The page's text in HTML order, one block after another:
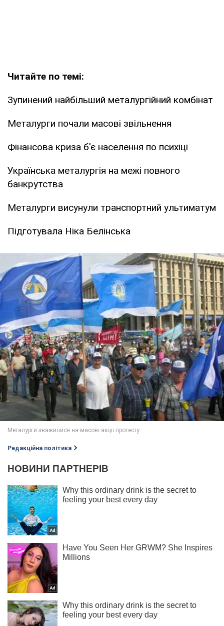
Читайте по темі:
Зупинений найбільший металургійний комбінат
Металурги почали масові звільнення
Фінансова криза б'є населення по психіці
Українська металургія на межі повного
банкрутства
Металурги висунули транспортний ультиматум
Підготувала Ніка Белінська
Редакційна політика